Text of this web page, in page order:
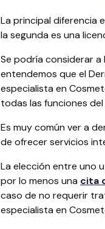
La principal diferencia
la segunda es una
Se podría considerar
entendemos que el
especialista en
todas las funciones
Es muy común ver a
de ofrecer servicios
La elección entre uno
por lo menos una cita
caso de no requerir
especialista en